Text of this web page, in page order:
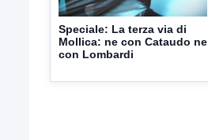
Speciale: La terza via di
Mollica: ne con Cataudo ne
con Lombardi